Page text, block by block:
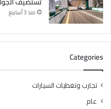
منذ 3 أسابيع
Categories
تجارب وتغطيات السيارات
عام